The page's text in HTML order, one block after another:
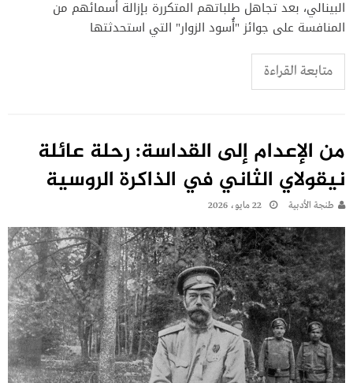
البينالي، بعد تجاهل طلباتهم المتكررة بإزالة أسمائهم من
المنافسة على جوائز "أُسود الزوار" التي استحدثتها
متابعة القراءة
من الإعدام إلى القداسة: رحلة عائلة
نيقولاي الثاني في الذاكرة الروسية
طنجة الأدبية 22 مايو، 2026